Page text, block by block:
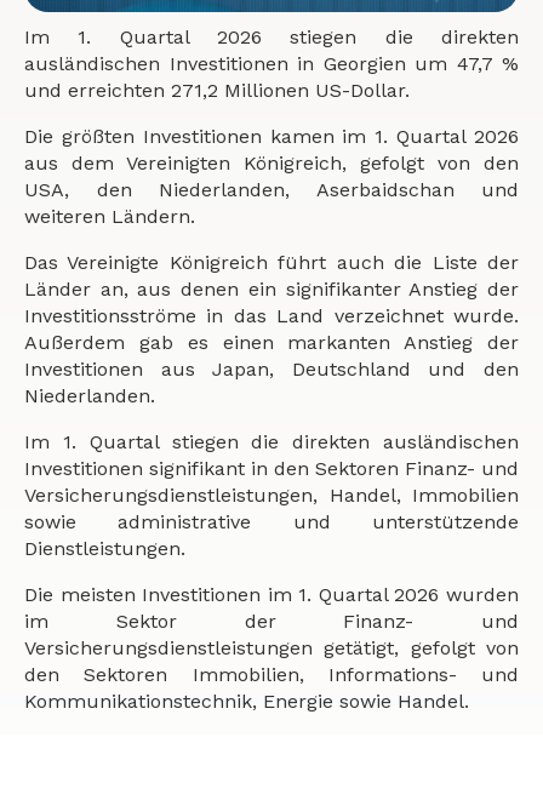
Im 1. Quartal 2026 stiegen die direkten
ausländischen Investitionen in Georgien um 47,7 %
und erreichten 271,2 Millionen US-Dollar.
Die größten Investitionen kamen im 1. Quartal 2026
aus dem Vereinigten Königreich, gefolgt von den
USA, den Niederlanden, Aserbaidschan und
weiteren Ländern.
Das Vereinigte Königreich führt auch die Liste der
Länder an, aus denen ein signifikanter Anstieg der
Investitionsströme in das Land verzeichnet wurde.
Außerdem gab es einen markanten Anstieg der
Investitionen aus Japan, Deutschland und den
Niederlanden.
Im 1. Quartal stiegen die direkten ausländischen
Investitionen signifikant in den Sektoren Finanz- und
Versicherungsdienstleistungen, Handel, Immobilien
sowie administrative und unterstützende
Dienstleistungen.
Die meisten Investitionen im 1. Quartal 2026 wurden
im Sektor der Finanz- und
Versicherungsdienstleistungen getätigt, gefolgt von
den Sektoren Immobilien, Informations- und
Kommunikationstechnik, Energie sowie Handel.